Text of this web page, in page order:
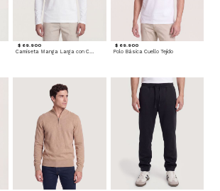
$ 69.900
Camiseta Manga Larga con Cuello Henley
$ 69.900
Polo Básica Cuello Tejido